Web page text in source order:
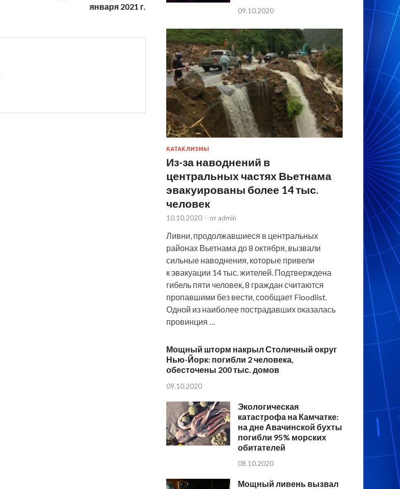
января 2021 г.
09.10.2020
КАТАКЛИЗМЫ
Из-за наводнений в
центральных частях Вьетнама
эвакуированы более 14 тыс.
человек
10.10.2020 - от admin
Ливни, продолжавшиеся в центральных
районах Вьетнама до 8 октября, вызвали
сильные наводнения, которые привели
к эвакуации 14 тыс. жителей. Подтверждена
гибель пяти человек, 8 граждан считаются
пропавшими без вести, сообщает Floodlist.
Одной из наиболее пострадавших оказалась
провинция …
Мощный шторм накрыл Столичный округ
Нью-Йорк: погибли 2 человека,
обесточены 200 тыс. домов
09.10.2020
Экологическая
катастрофа на Камчатке:
на дне Авачинской бухты
погибли 95% морских
обитателей
08.10.2020
Мощный ливень вызвал